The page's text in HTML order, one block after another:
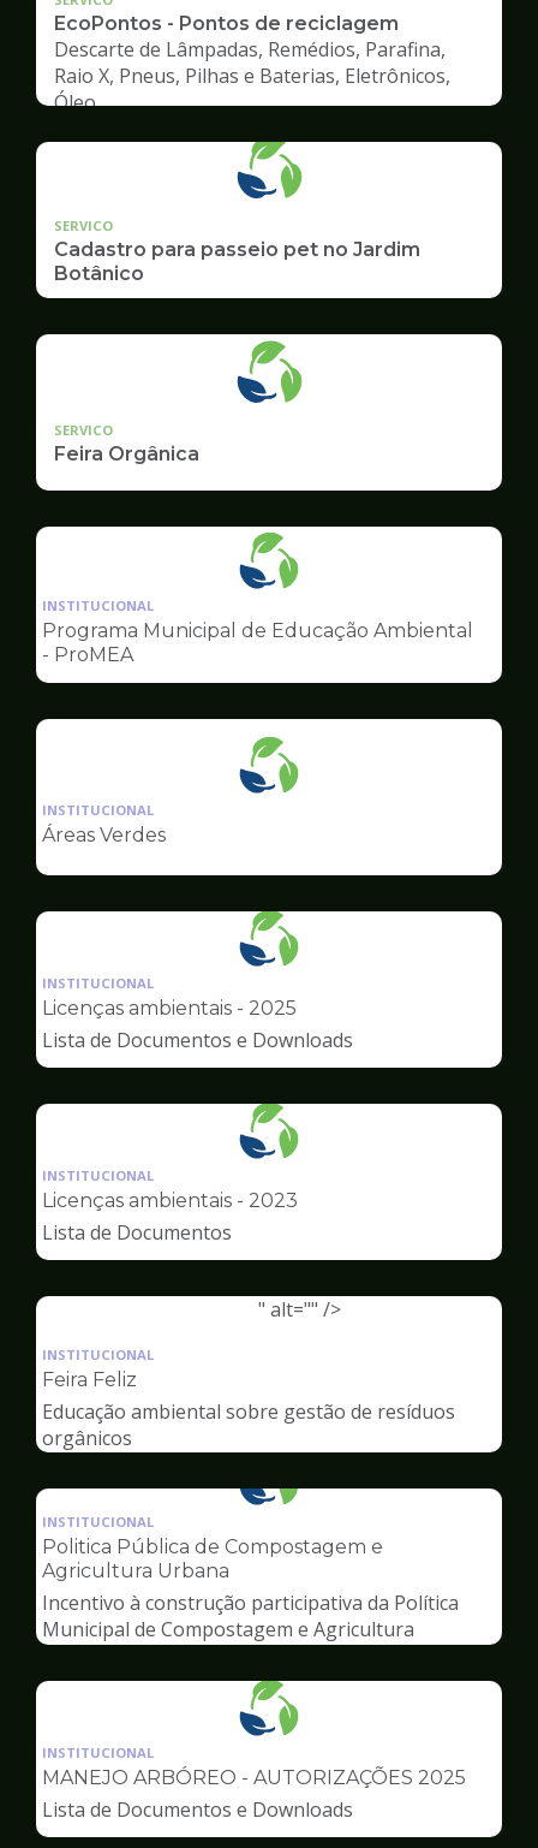
EcoPontos - Pontos de reciclagem
Descarte de Lâmpadas, Remédios, Parafina,
Raio X, Pneus, Pilhas e Baterias, Eletrônicos,
Óleo
SERVICO
Cadastro para passeio pet no Jardim
Botânico
SERVICO
Feira Orgânica
Ilustração
pagina
Meio
INSTITUCIONAL
Programa Municipal de Educação Ambiental
- ProMEA
Ilustração
Meio
Ambiente
INSTITUCIONAL
Áreas Verdes
Ilustração
pagina
Meio
INSTITUCIONAL
Licenças ambientais - 2025
Lista de Documentos e Downloads
Ilustração
pagina
INSTITUCIONAL
Licenças ambientais - 2023
Lista de Documentos
" alt="" />
Ilustração
Meio
Ambiente
INSTITUCIONAL
Feira Feliz
Educação ambiental sobre gestão de resíduos
orgânicos
Ilustração
pagina
Meio
Ambiente
INSTITUCIONAL
Politica Pública de Compostagem e
Agricultura Urbana
Incentivo à construção participativa da Política
Municipal de Compostagem e Agricultura
Ilustração
pagina
Meio
INSTITUCIONAL
MANEJO ARBÓREO - AUTORIZAÇÕES 2025
Lista de Documentos e Downloads